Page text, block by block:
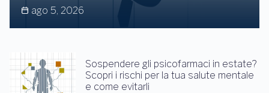
ago 5, 2026
Sospendere gli psicofarmaci in estate?
Scopri i rischi per la tua salute mentale
e come evitarli